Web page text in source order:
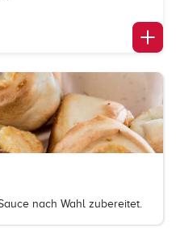
nach Wahl zubereitet.